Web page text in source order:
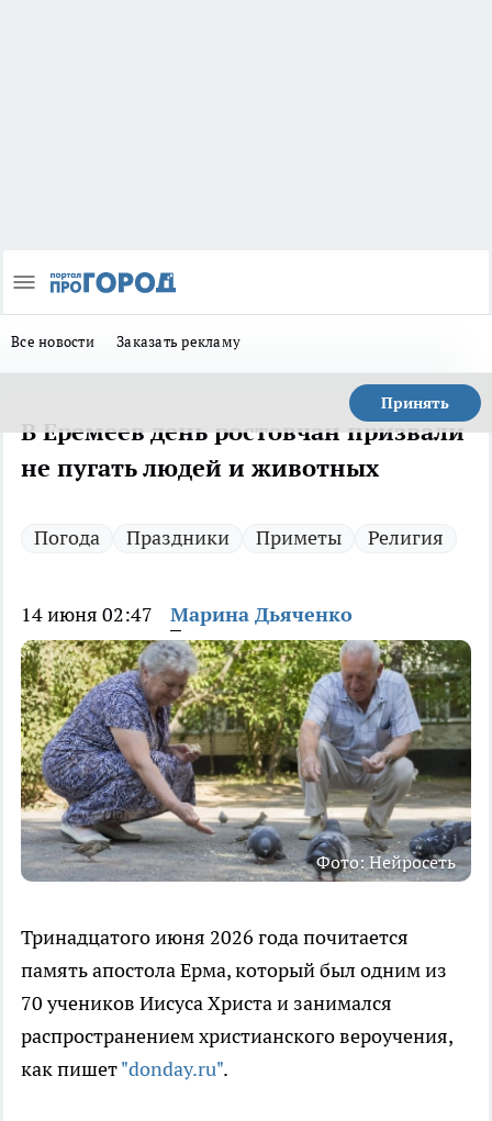
Все новости Заказать рекламу
Принять
В Еремеев день ростовчан призвали
не пугать людей и животных
Погода Праздники Приметы Религия
14 июня 02:47 Марина Дьяченко
Фото: Нейросеть
Тринадцатого июня 2026 года почитается
память апостола Ерма, который был одним из
70 учеников Иисуса Христа и занимался
распространением христианского вероучения,
как пишет"donday.ru".